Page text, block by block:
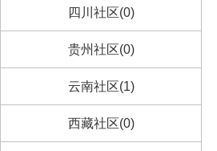
四川社区(0)
贵州社区(0)
云南社区(1)
西藏社区(0)